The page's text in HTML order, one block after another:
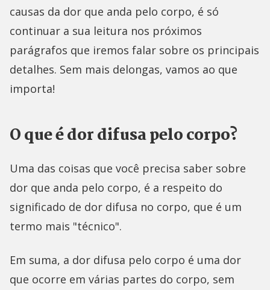
causas da dor que anda pelo corpo, é só
continuar a sua leitura nos próximos
parágrafos que iremos falar sobre os principais
detalhes. Sem mais delongas, vamos ao que
importa!
O que é dor difusa pelo corpo?
Uma das coisas que você precisa saber sobre
dor que anda pelo corpo, é a respeito do
significado de dor difusa no corpo, que é um
termo mais "técnico".
Em suma, a dor difusa pelo corpo é uma dor
que ocorre em várias partes do corpo, sem